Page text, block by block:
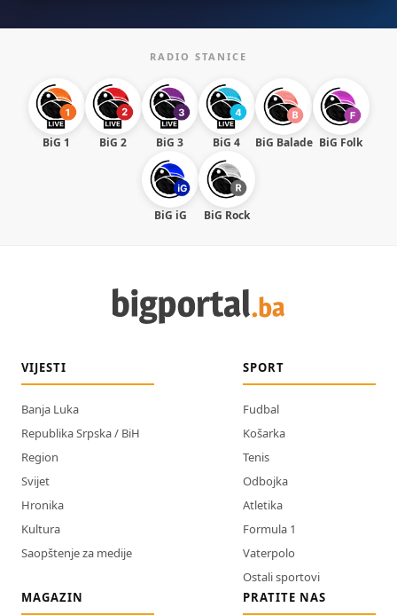
RADIO STANICE
BiG 1 BiG 2 BiG 3 BiG 4 BiG Balade BiG Folk
BiG iG BiG Rock
VIJESTI
Banja Luka
Republika Srpska / BiH
Region
Svijet
Hronika
Kultura
Saopštenje za medije
SPORT
Fudbal
Košarka
Tenis
Odbojka
Atletika
Formula 1
Vaterpolo
Ostali sportovi
MAGAZIN
PRATITE NAS